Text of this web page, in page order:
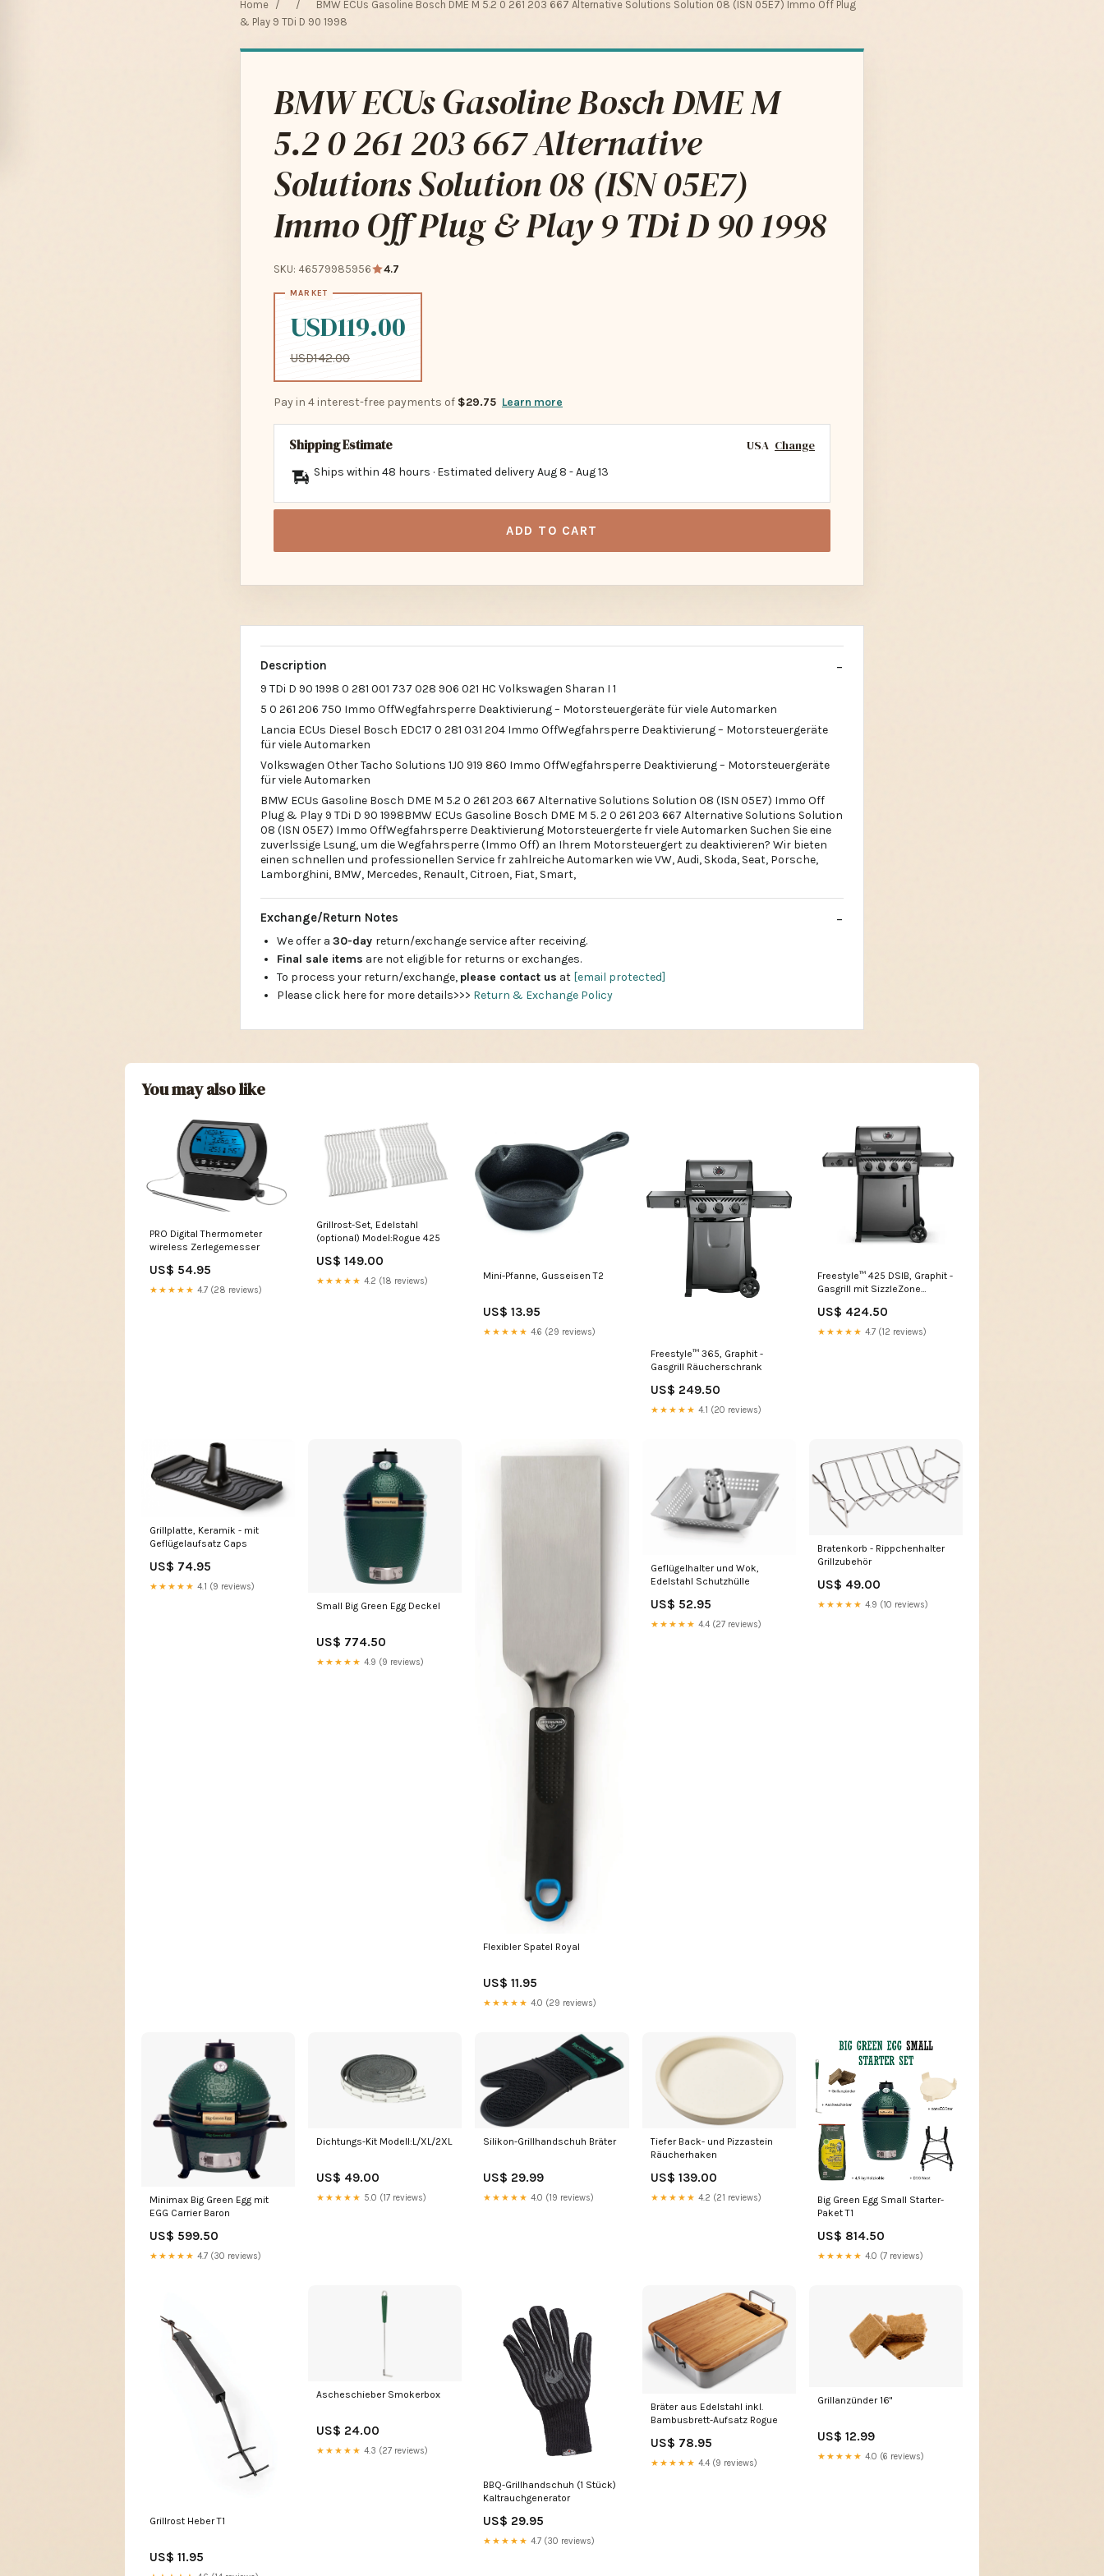
Home / /
BMW ECUs Gasoline Bosch DME M 5.2 0 261 203 667 Alternative Solutions Solution 08 (ISN 05E7) Immo Off Plug
& Play 9 TDi D 90 1998
BMW ECUs Gasoline Bosch DME M
5.2 0 261 203 667 Alternative
Solutions Solution 08 (ISN 05E7)
Immo Off Plug & Play 9 TDi D 90 1998
SKU: 46579985956 4.7
USD119.00
USD142.00
Pay in 4 interest-free payments of $29.75 Learn more
Shipping Estimate USA Change
Ships within 48 hours · Estimated deliveryAug 8 -Aug 13
ADD TO CART
Description
9 TDi D 90 1998 0 281 001 737 028 906 021 HC Volkswagen Sharan I 1
5 0 261 206 750 Immo OffWegfahrsperre Deaktivierung – Motorsteuergeräte für viele Automarken
Lancia ECUs Diesel Bosch EDC17 0 281 031 204 Immo OffWegfahrsperre Deaktivierung – Motorsteuergeräte
für viele Automarken
Volkswagen Other Tacho Solutions 1J0 919 860 Immo OffWegfahrsperre Deaktivierung – Motorsteuergeräte
für viele Automarken
BMW ECUs Gasoline Bosch DME M 5.2 0 261 203 667 Alternative Solutions Solution 08 (ISN 05E7) Immo Off
Plug & Play 9 TDi D 90 1998BMW ECUs Gasoline Bosch DME M 5. 2 0 261 203 667 Alternative Solutions Solution
08 (ISN 05E7) Immo OffWegfahrsperre Deaktivierung Motorsteuergerte fr viele Automarken Suchen Sie eine
zuverlssige Lsung, um die Wegfahrsperre (Immo Off) an Ihrem Motorsteuergert zu deaktivieren? Wir bieten
einen schnellen und professionellen Service fr zahlreiche Automarken wie VW, Audi, Skoda, Seat, Porsche,
Lamborghini, BMW, Mercedes, Renault, Citroen, Fiat, Smart,
Exchange/Return Notes
We offer a 30-day return/exchange service after receiving.
Final sale items are not eligible for returns or exchanges.
To process your return/exchange, please contact us at [email protected]
Please click here for more details>>> Return & Exchange Policy
You may also like
PRO Digital Thermometer
wireless Zerlegemesser
US$ 54.95
★★★★★ 4.7 (28 reviews)
Grillrost-Set, Edelstahl
(optional) Model:Rogue 425
US$ 149.00
★★★★★ 4.2 (18 reviews) Mini-Pfanne, Gusseisen T2
US$ 13.95
★★★★★ 4.6 (29 reviews)
Freestyle™ 365, Graphit -
Gasgrill Räucherschrank
US$ 249.50
★★★★★ 4.1 (20 reviews)
Freestyle™ 425 DSIB, Graphit -
Gasgrill mit SizzleZone
US$ 424.50
★★★★★ 4.7 (12 reviews)
Grillplatte, Keramik - mit
Geflügelaufsatz Caps
US$ 74.95
★★★★★ 4.1 (9 reviews)
Small Big Green Egg Deckel
US$ 774.50
★★★★★ 4.9 (9 reviews)
Flexibler Spatel Royal
US$ 11.95
★★★★★ 4.0 (29 reviews)
Geflügelhalter und Wok,
Edelstahl Schutzhülle
US$ 52.95
★★★★★ 4.4 (27 reviews)
Bratenkorb - Rippchenhalter
Grillzubehör
US$ 49.00
★★★★★ 4.9 (10 reviews)
Minimax Big Green Egg mit
EGG Carrier Baron
US$ 599.50
★★★★★ 4.7 (30 reviews)
Dichtungs-Kit Modell:L/XL/2XL
US$ 49.00
★★★★★ 5.0 (17 reviews)
Silikon-Grillhandschuh Bräter
US$ 29.99
★★★★★ 4.0 (19 reviews)
Tiefer Back- und Pizzastein
Räucherhaken
US$ 139.00
★★★★★ 4.2 (21 reviews)
Big Green Egg Small Starter-
Paket T1
US$ 814.50
★★★★★ 4.0 (7 reviews)
Grillrost Heber T1
US$ 11.95
Ascheschieber Smokerbox
US$ 24.00
★★★★★ 4.3 (27 reviews)
BBQ-Grillhandschuh (1 Stück)
Kaltrauchgenerator
US$ 29.95
★★★★★ 4.7 (30 reviews)
Bräter aus Edelstahl inkl.
Bambusbrett-Aufsatz Rogue
US$ 78.95
★★★★★ 4.4 (9 reviews)
Grillanzünder 16"
US$ 12.99
★★★★★ 4.0 (6 reviews)